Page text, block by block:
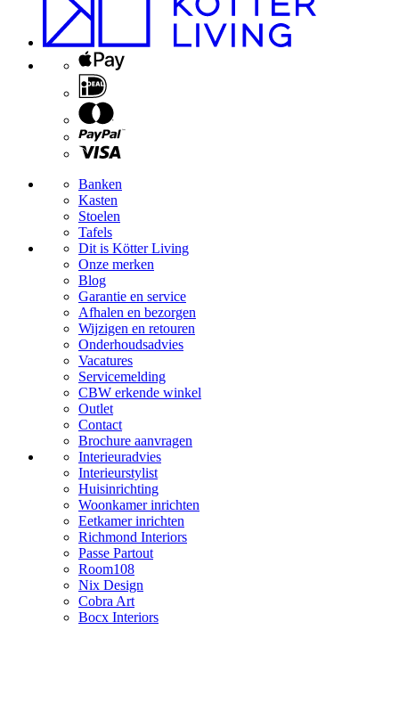
Banken
Kasten
Stoelen
Tafels
Dit is Kötter Living
Onze merken
Blog
Garantie en service
Afhalen en bezorgen
Wijzigen en retouren
Onderhoudsadvies
Vacatures
Servicemelding
CBW erkende winkel
Outlet
Contact
Brochure aanvragen
Interieuradvies
Interieurstylist
Huisinrichting
Woonkamer inrichten
Eetkamer inrichten
Richmond Interiors
Passe Partout
Room108
Nix Design
Cobra Art
Bocx Interiors